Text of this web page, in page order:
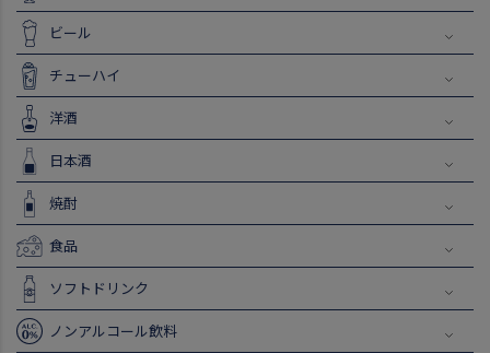
ビール
チューハイ
洋酒
日本酒
焼酎
食品
ソフトドリンク
ノンアルコール飲料